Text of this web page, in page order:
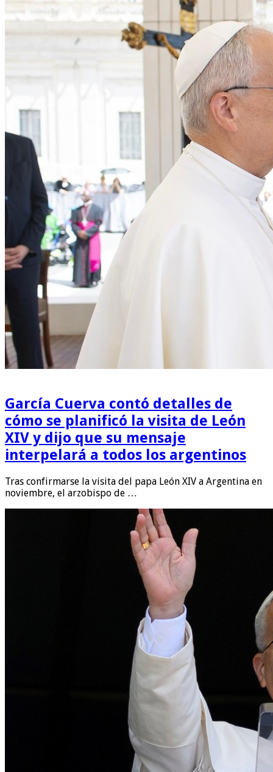
García Cuerva contó detalles de
cómo se planificó la visita de León
XIV y dijo que su mensaje
interpelará a todos los argentinos
Tras confirmarse la visita del papa León XIV a Argentina en
noviembre, el arzobispo de …